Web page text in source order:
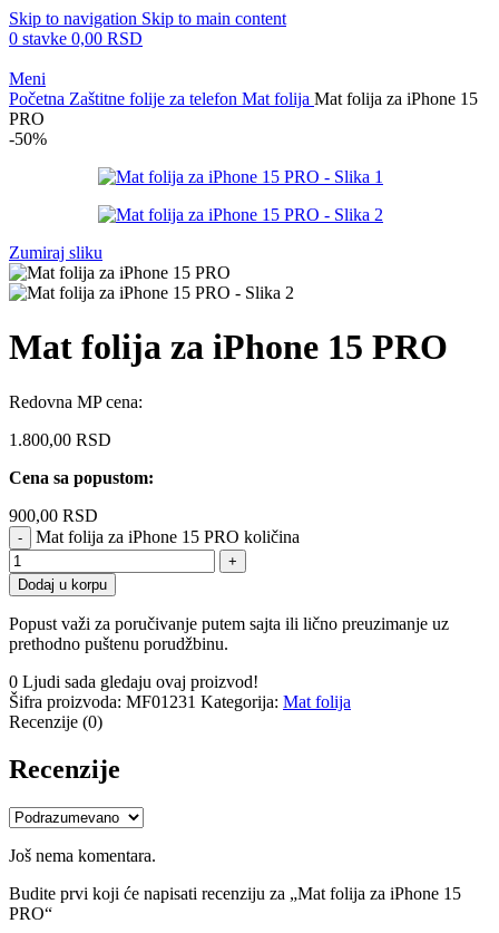
Skip to navigation Skip to main content
0 stavke 0,00 RSD
Meni
Početna Zaštitne folije za telefon Mat folija Mat folija za iPhone 15
PRO
-50%
Zumiraj sliku
Mat folija za iPhone 15 PRO
Redovna MP cena:
1.800,00 RSD
Cena sa popustom:
900,00 RSD
Mat folija za iPhone 15 PRO količina
Dodaj u korpu
Popust važi za poručivanje putem sajta ili lično preuzimanje uz
prethodno puštenu porudžbinu.
0 Ljudi sada gledaju ovaj proizvod!
Šifra proizvoda: MF01231 Kategorija: Mat folija
Recenzije (0)
Recenzije
Još nema komentara.
Budite prvi koji će napisati recenziju za „Mat folija za iPhone 15
PRO“